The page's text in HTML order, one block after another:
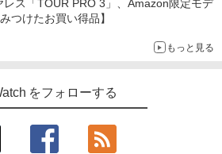
ス「TOUR PRO 3」、Amazon限定モデ
つけたお買い得品】
もっと見る
をフォローする